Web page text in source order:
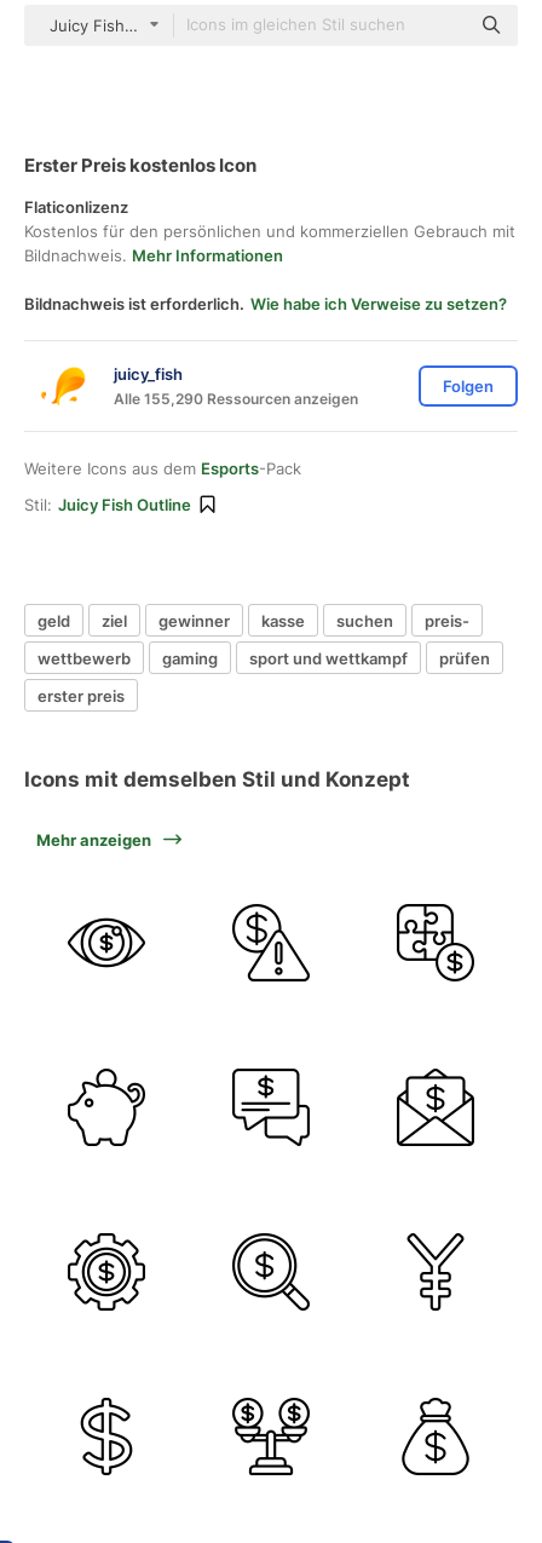
Juicy Fish Outline
Erster Preis kostenlos Icon
Flaticonlizenz
Kostenlos für den persönlichen und kommerziellen Gebrauch mit
Bildnachweis. Mehr Informationen
Bildnachweis ist erforderlich. Wie habe ich Verweise zu setzen?
juicy_fish
Alle 155,290 Ressourcen anzeigen
Folgen
Weitere Icons aus dem Esports-Pack
Stil: Juicy Fish Outline
geld ziel gewinner kasse suchen
preis-
wettbewerb
gaming sport und wettkampf
prüfen
erster preis
Icons mit demselben Stil und Konzept
Mehr anzeigen